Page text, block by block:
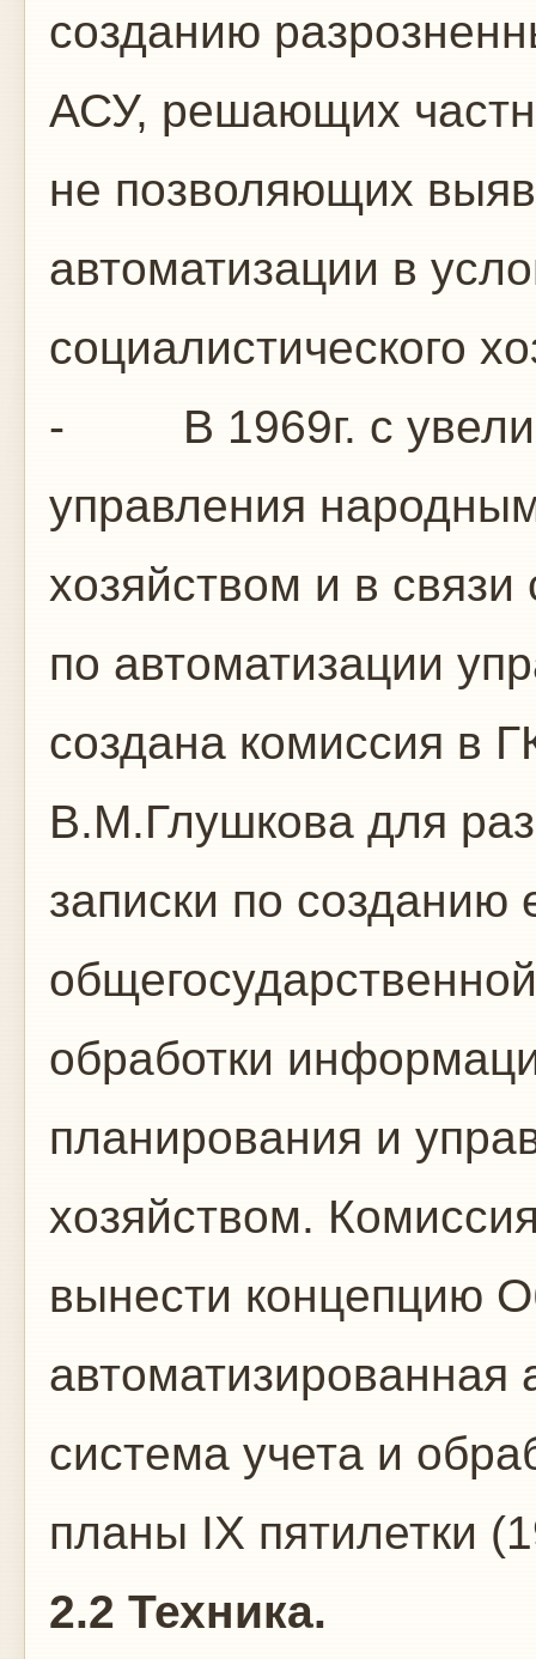
созданию
АСУ, решающих
не позволяющих
автоматизации в
социалистического
- В 1969г. с
управления
хозяйством и в
по автоматизации
создана комиссия в
В.М.Глушкова для
записки по созданию
обработки
планирования и
хозяйством.
вынести концепцию
автоматизированная
система учета и
планы IX пятилетки
2.2 Техника.